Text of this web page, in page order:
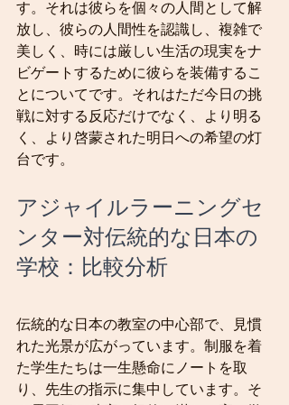
す。それは彼らを個々の人間として解
放し、彼らの人間性を認識し、複雑で
美しく、時には厳しい生活の現実をナ
ビゲートするために彼らを装備するこ
とについてです。それはただ今日の挑
戦に対する反応だけでなく、より明る
く、より啓蒙された明日への希望の灯
台です。
アジャイルラーニングセ
ンター対伝統的な日本の
学校：比較分析
伝統的な日本の教室の中心部で、見慣
れた光景が広がっています。制服を着
た学生たちは一生懸命にノートを取
り、先生の指示に集中しています。そ